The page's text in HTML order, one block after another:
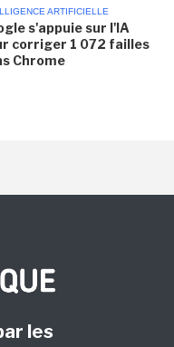
ARTIFICIELLE
s'appuie sur l'IA
corriger 1 072 failles
Chrome
les